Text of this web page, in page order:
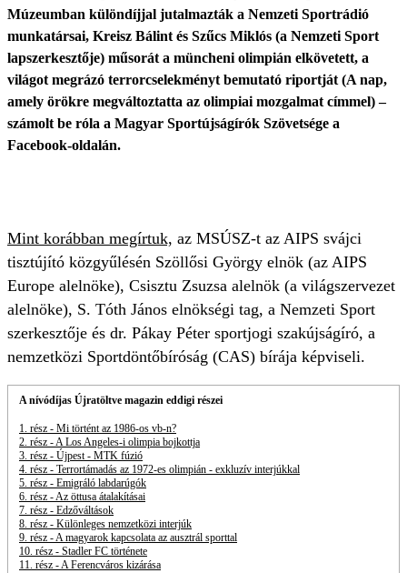
Múzeumban különdíjjal jutalmazták a Nemzeti Sportrádió
munkatársai, Kreisz Bálint és Szűcs Miklós (a Nemzeti Sport
lapszerkesztője) műsorát a müncheni olimpián elkövetett, a
világot megrázó terrorcselekményt bemutató riportját (A nap,
amely örökre megváltoztatta az olimpiai mozgalmat címmel) –
számolt be róla a Magyar Sportújságírók Szövetsége a
Facebook-oldalán.
Mint korábban megírtuk, az MSÚSZ-t az AIPS svájci
tisztújító közgyűlésén Szöllősi György elnök (az AIPS
Europe alelnöke), Csisztu Zsuzsa alelnök (a világszervezet
alelnöke), S. Tóth János elnökségi tag, a Nemzeti Sport
szerkesztője és dr. Pákay Péter sportjogi szakújságíró, a
nemzetközi Sportdöntőbíróság (CAS) bírája képviseli.
A nívódíjas Újratöltve magazin eddigi részei
1. rész - Mi történt az 1986-os vb-n?
2. rész - A Los Angeles-i olimpia bojkottja
3. rész - Újpest - MTK fúzió
4. rész - Terrortámadás az 1972-es olimpián - exkluzív interjúkkal
5. rész - Emigráló labdarúgók
6. rész - Az öttusa átalakításai
7. rész - Edzőváltások
8. rész - Különleges nemzetközi interjúk
9. rész - A magyarok kapcsolata az ausztrál sporttal
10. rész - Stadler FC története
11. rész - A Ferencváros kizárása